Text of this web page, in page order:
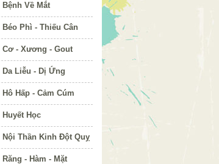
Bệnh Về Mắt
Béo Phì - Thiếu Cân
Cơ - Xương - Gout
Da Liễu - Dị Ứng
Hô Hấp - Cảm Cúm
Huyết Học
Nội Thần Kinh Đột Quỵ
Răng - Hàm - Mặt